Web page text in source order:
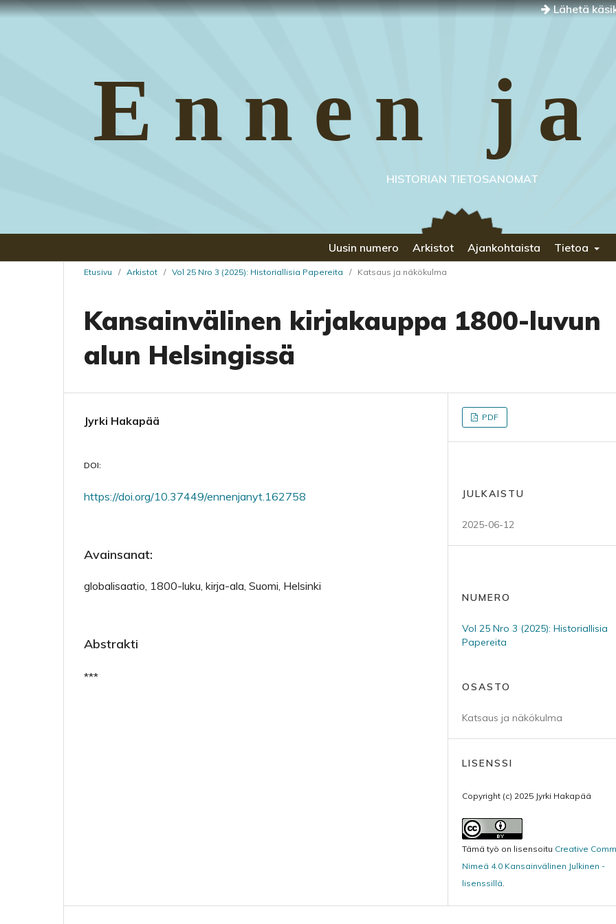
Lähetä
Ennen
HISTORIAN TIETOSANOMAT
Uusin numero Arkistot Ajankohtaista Tietoa
Etusivu / Arkistot / Vol 25 Nro 3 (2025): Historiallisia Papereita / Katsaus ja näkökulma
Kansainvälinen kirjakauppa 1800-luvun
alun Helsingissä
Jyrki Hakapää
DOI:
https://doi.org/10.37449/ennenjanyt.162758
Avainsanat:
globalisaatio, 1800-luku, kirja-ala, Suomi, Helsinki
Abstrakti
***
PDF
JULKAISTU
2025-06-12
NUMERO
Vol 25 Nro 3 (2025): Historiallisia
Papereita
OSASTO
Katsaus ja näkökulma
LISENSSI
Copyright (c) 2025 Jyrki Hakapää
Tämä työ on lisensoitu Creative
Nimeä 4.0 Kansainvälinen Julkinen -
lisenssillä.